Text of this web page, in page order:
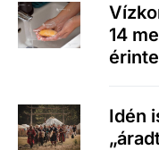
14
Idén